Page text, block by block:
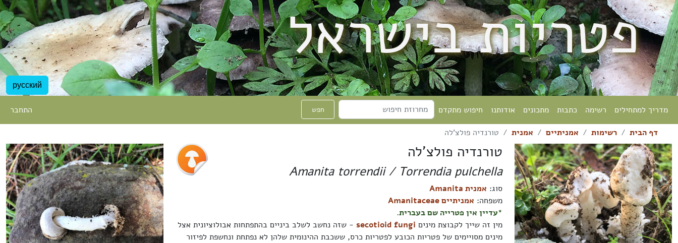
פטריות בישראל
русский
מדריך למתחילים רשימה כתבות מתכונים אודותנו חיפוש מתקדם חפש התחבר
דף הבית רשימות אמניתיים אמנית טורנדיה פולצ'לה
טורנדיה פולצ'לה
Amanita torrendii / Torrendia pulchella
סוג: אמנית Amanita
משפחה: אמניתיים Amanitaceae
*עדיין אין פטרייה שם בעברית.
מין זה שייך לקבוצת מינים secotioid fungi - שזה נחשב לשלב ביניים בהתפתחות אבולוציונית אצל
מינים מסויימים של פטריות הכובע לפטריות כרס, ששכבת ההינומית שלהן לא נפתחת ונחשפת לפיזור